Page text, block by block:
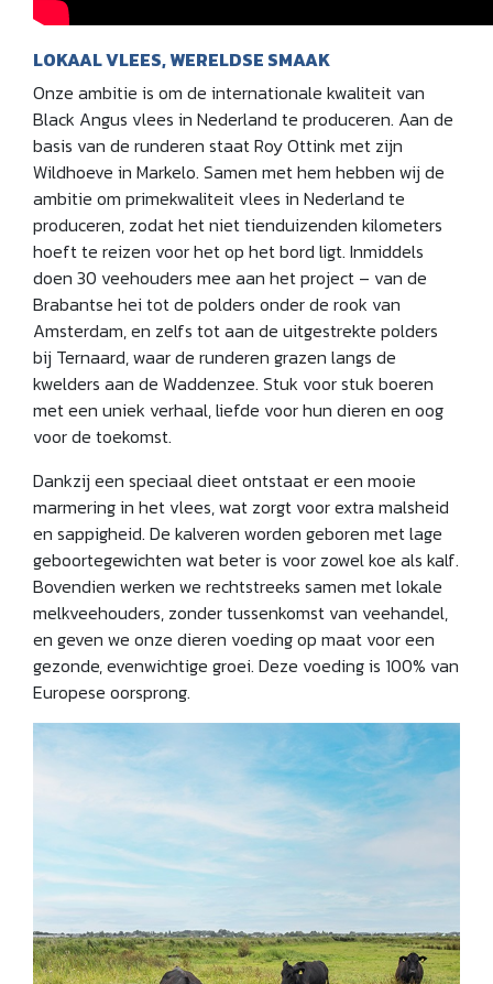
LOKAAL VLEES, WERELDSE SMAAK
Onze ambitie is om de internationale kwaliteit van
Black Angus vlees in Nederland te produceren. Aan de
basis van de runderen staat Roy Ottink met zijn
Wildhoeve in Markelo. Samen met hem hebben wij de
ambitie om primekwaliteit vlees in Nederland te
produceren, zodat het niet tienduizenden kilometers
hoeft te reizen voor het op het bord ligt. Inmiddels
doen 30 veehouders mee aan het project – van de
Brabantse hei tot de polders onder de rook van
Amsterdam, en zelfs tot aan de uitgestrekte polders
bij Ternaard, waar de runderen grazen langs de
kwelders aan de Waddenzee. Stuk voor stuk boeren
met een uniek verhaal, liefde voor hun dieren en oog
voor de toekomst.
Dankzij een speciaal dieet ontstaat er een mooie
marmering in het vlees, wat zorgt voor extra malsheid
en sappigheid. De kalveren worden geboren met lage
geboortegewichten wat beter is voor zowel koe als kalf.
Bovendien werken we rechtstreeks samen met lokale
melkveehouders, zonder tussenkomst van veehandel,
en geven we onze dieren voeding op maat voor een
gezonde, evenwichtige groei. Deze voeding is 100% van
Europese oorsprong.